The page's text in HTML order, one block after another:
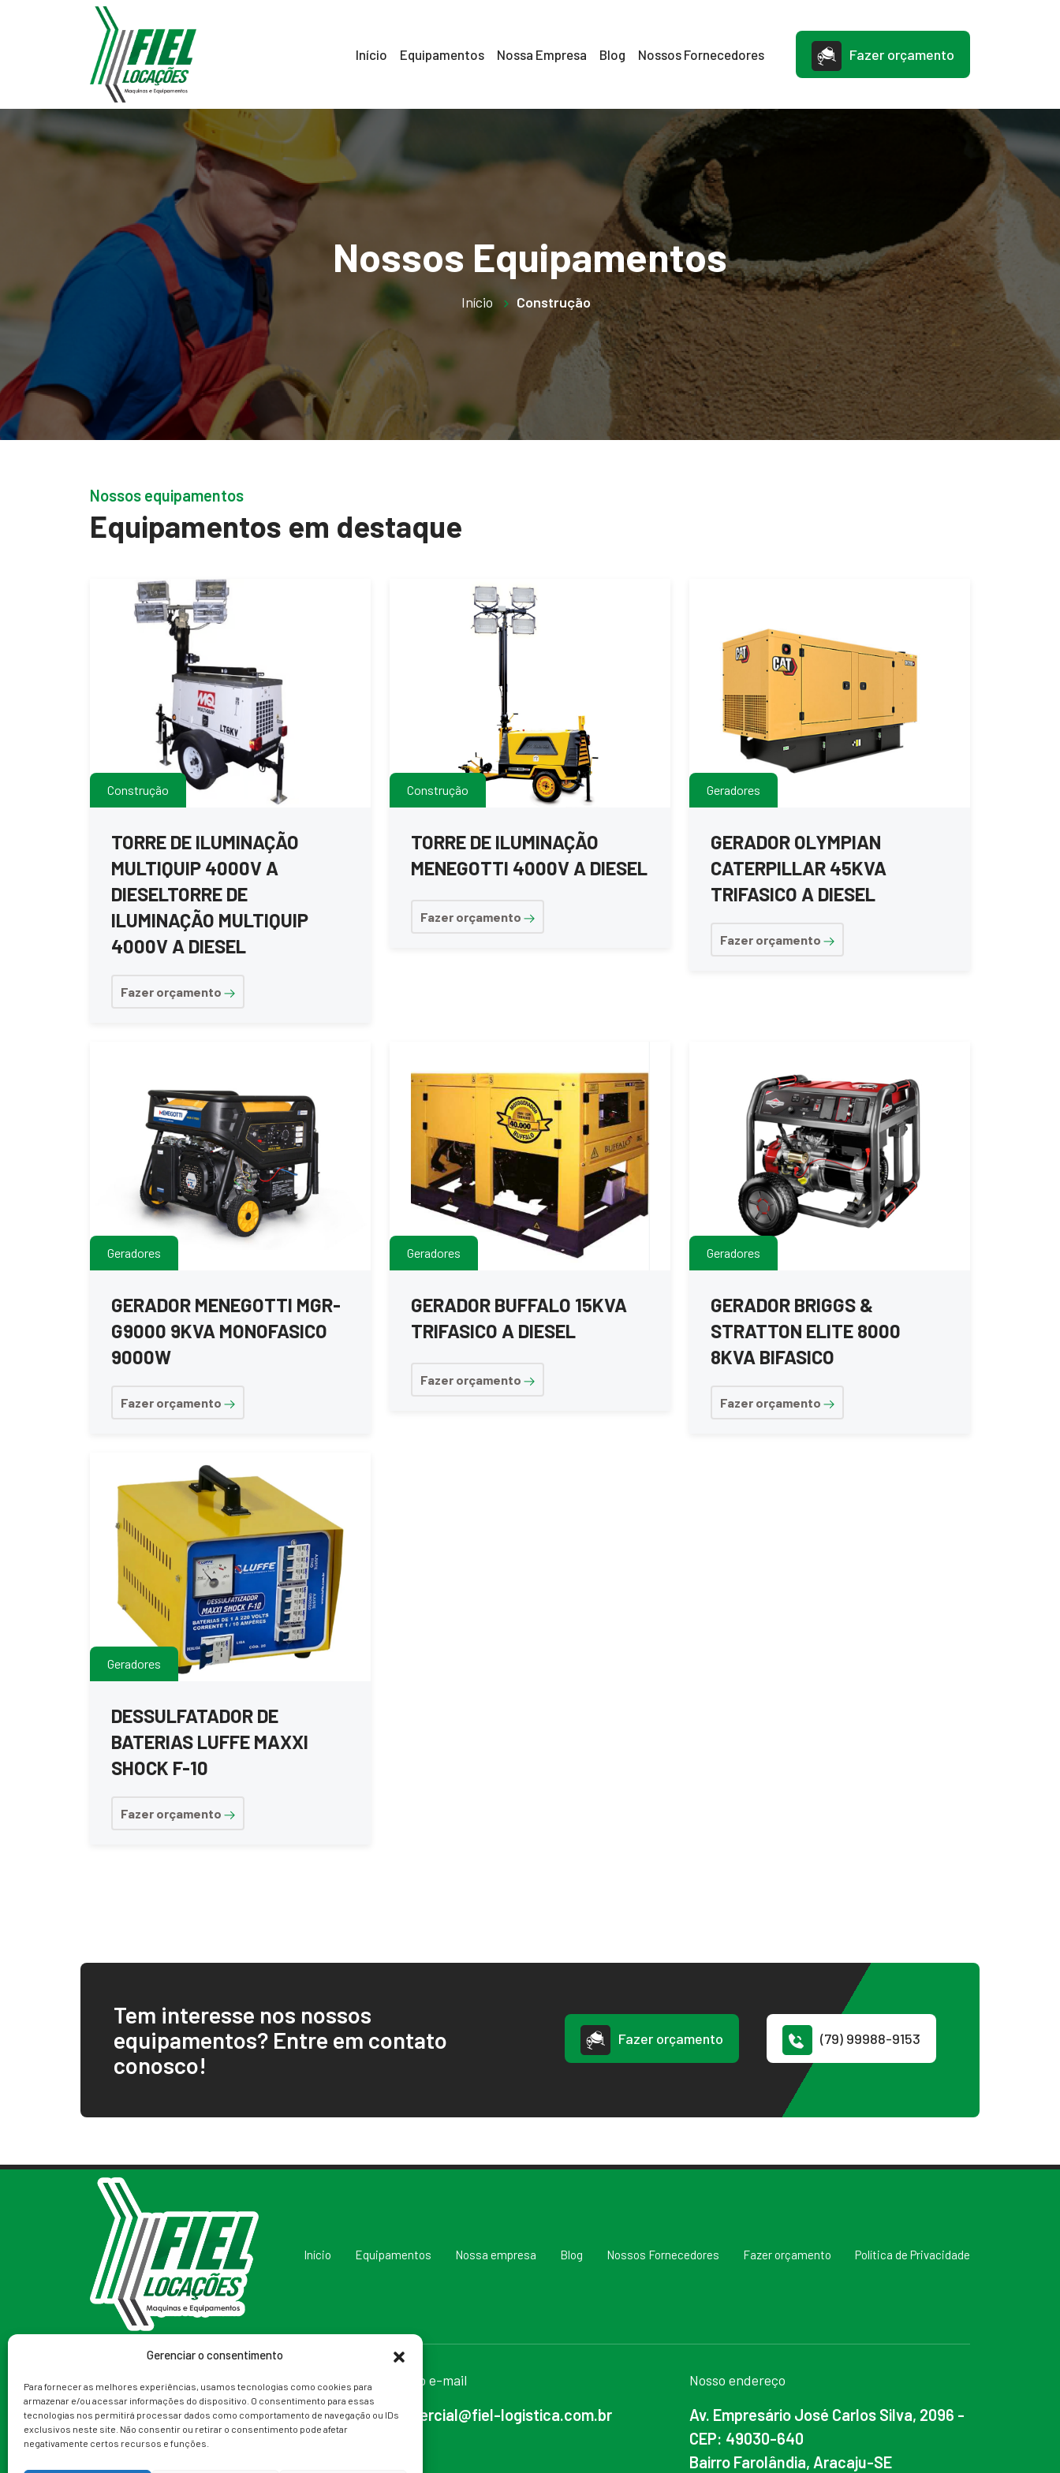
Gerenciar o consentimento
Para fornecer as melhores experiências, usamos tecnologias como cookies para
armazenar e/ou acessar informações do dispositivo. O consentimento para essas
tecnologias nos permitirá processar dados como comportamento de navegação ou IDs
exclusivos neste site. Não consentir ou retirar o consentimento pode afetar
negativamente certos recursos e funções.
Início Equipamentos Nossa Empresa Blog Nossos Fornecedores Fazer orçamento
Nossos Equipamentos
Início Construção
Nossos equipamentos
Equipamentos em destaque
Construção
TORRE DE ILUMINAÇÃO
MULTIQUIP 4000V A
DIESELTORRE DE
ILUMINAÇÃO MULTIQUIP
4000V A DIESEL
Fazer orçamento
Construção
TORRE DE ILUMINAÇÃO
MENEGOTTI 4000V A DIESEL
Fazer orçamento
Geradores
GERADOR OLYMPIAN
CATERPILLAR 45KVA
TRIFASICO A DIESEL
Fazer orçamento
Geradores
GERADOR MENEGOTTI MGR-
G9000 9KVA MONOFASICO
9000W
Fazer orçamento
Geradores
GERADOR BUFFALO 15KVA
TRIFASICO A DIESEL
Fazer orçamento
Geradores
GERADOR BRIGGS &
STRATTON ELITE 8000
8KVA BIFASICO
Fazer orçamento
Geradores
DESSULFATADOR DE
BATERIAS LUFFE MAXXI
SHOCK F-10
Fazer orçamento
Tem interesse nos nossos
equipamentos? Entre em contato
conosco!
Fazer orçamento (79) 99988-9153
Início Equipamentos Nossa empresa Blog Nossos Fornecedores Fazer orçamento Política de Privacidade
Redes Sociais Telefone
(79) 99988-9153
Nosso e-mail
comercial@fiel-logistica.com.br
Nosso endereço
Av. Empresário José Carlos Silva, 2096 -
CEP: 49030-640
Bairro Farolândia, Aracaju-SE